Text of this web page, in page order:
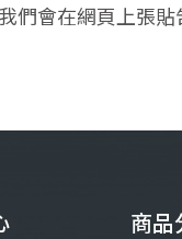
們會在網頁上張貼
商品